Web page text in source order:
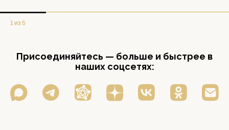
1 из 5
Присоединяйтесь — больше и быстрее в
наших соцсетях: